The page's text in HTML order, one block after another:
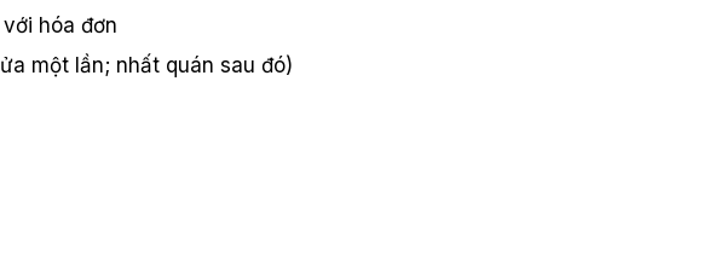
hóa đơn
một lần; nhất quán sau đó)